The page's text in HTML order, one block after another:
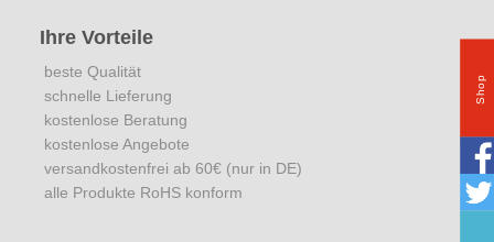
Ihre Vorteile
beste Qualität
schnelle Lieferung
kostenlose Beratung
kostenlose Angebote
versandkostenfrei ab 60€ (nur in DE)
alle Produkte RoHS konform
Shop